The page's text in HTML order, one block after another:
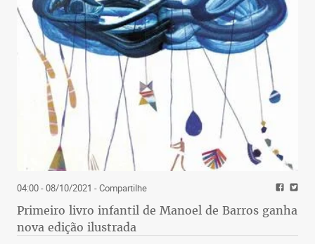
04:00 - 08/10/2021 - Compartilhe
Primeiro livro infantil de Manoel de Barros ganha
nova edição ilustrada